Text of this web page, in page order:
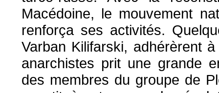
Macédoine, le mouvement
renforça ses activités.
Varban Kilifarski, adhérèrent
anarchistes prit une grande
des membres du groupe de